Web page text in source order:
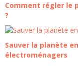
Comment régler le
?
Sauver la planète
électroménagers